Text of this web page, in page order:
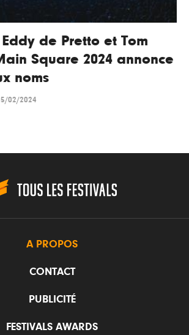
de Pretto et Tom
Square 2024 annonce
noms
02/2024
A PROPOS
CONTACT
PUBLICITÉ
FESTIVALS AWARDS